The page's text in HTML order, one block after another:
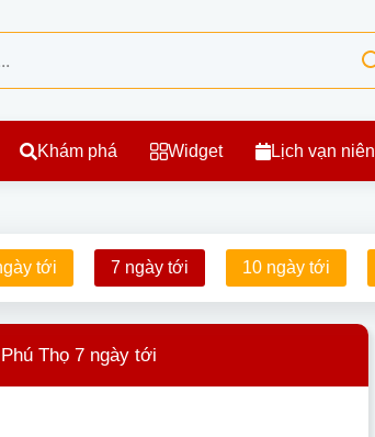
Khám phá Widget Lịch vạn niên
tới 7 ngày tới 10 ngày tới
Thọ 7 ngày tới